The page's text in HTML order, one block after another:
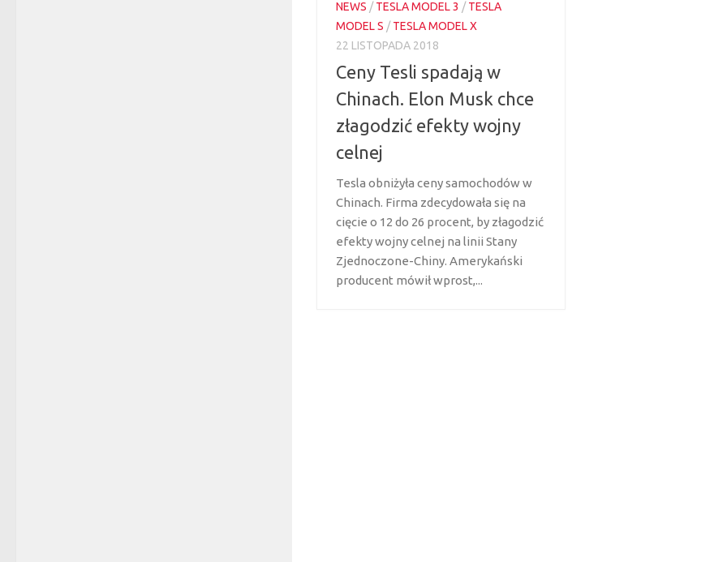
NEWS /TESLA MODEL 3 /TESLA
MODEL S /TESLA MODEL X
22 LISTOPADA 2018
Ceny Tesli spadają w
Chinach. Elon Musk chce
złagodzić efekty wojny
celnej
Tesla obniżyła ceny samochodów w
Chinach. Firma zdecydowała się na
cięcie o 12 do 26 procent, by złagodzić
efekty wojny celnej na linii Stany
Zjednoczone-Chiny. Amerykański
producent mówił wprost,...